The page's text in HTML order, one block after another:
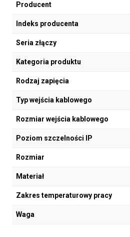
Producent
Indeks producenta
Seria złączy
Kategoria produktu
Rodzaj zapięcia
Typ wejścia kablowego
Rozmiar wejścia kablowego
Poziom szczelności IP
Rozmiar
Materiał
Zakres temperaturowy pracy
Waga